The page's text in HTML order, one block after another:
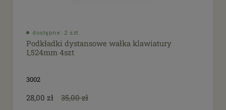
dostępne: 2 szt.
Podkładki dystansowe wałka klawiatury
1,524mm 4szt
3002
28,00 zł 35,00 zł